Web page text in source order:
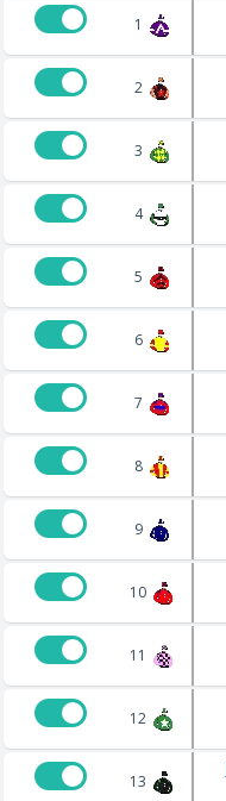
1
2
3
4
5
6
7
8
9
10
11
12
13